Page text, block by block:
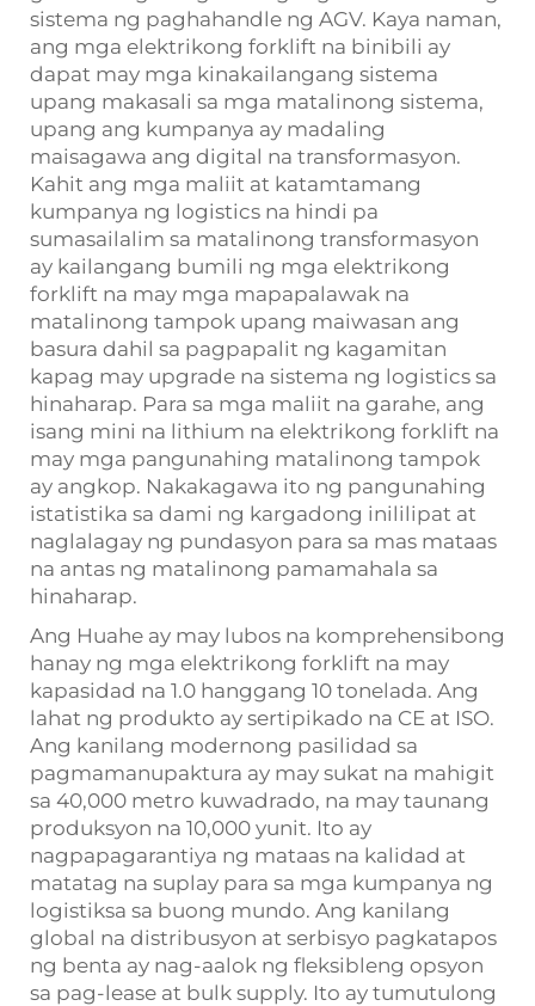
sistema ng paghahandle ng AGV. Kaya naman,
ang mga elektrikong forklift na binibili ay
dapat may mga kinakailangang sistema
upang makasali sa mga matalinong sistema,
upang ang kumpanya ay madaling
maisagawa ang digital na transformasyon.
Kahit ang mga maliit at katamtamang
kumpanya ng logistics na hindi pa
sumasailalim sa matalinong transformasyon
ay kailangang bumili ng mga elektrikong
forklift na may mga mapapalawak na
matalinong tampok upang maiwasan ang
basura dahil sa pagpapalit ng kagamitan
kapag may upgrade na sistema ng logistics sa
hinaharap. Para sa mga maliit na garahe, ang
isang mini na lithium na elektrikong forklift na
may mga pangunahing matalinong tampok
ay angkop. Nakakagawa ito ng pangunahing
istatistika sa dami ng kargadong inililipat at
naglalagay ng pundasyon para sa mas mataas
na antas ng matalinong pamamahala sa
hinaharap.
Ang Huahe ay may lubos na komprehensibong
hanay ng mga elektrikong forklift na may
kapasidad na 1.0 hanggang 10 tonelada. Ang
lahat ng produkto ay sertipikado na CE at ISO.
Ang kanilang modernong pasilidad sa
pagmamanupaktura ay may sukat na mahigit
sa 40,000 metro kuwadrado, na may taunang
produksyon na 10,000 yunit. Ito ay
nagpapagarantiya ng mataas na kalidad at
matatag na suplay para sa mga kumpanya ng
logistiksa sa buong mundo. Ang kanilang
global na distribusyon at serbisyo pagkatapos
ng benta ay nag-aalok ng fleksibleng opsyon
sa pag-lease at bulk supply. Ito ay tumutulong